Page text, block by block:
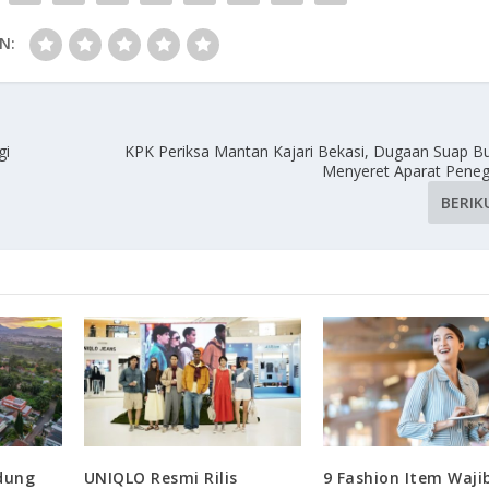
KPK Periksa Mantan Kajari Bekasi, Dugaan Suap
Menyeret Aparat
UNIQLO Resmi Rilis
9 Fashion Item